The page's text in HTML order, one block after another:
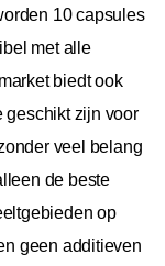
10 capsules
met alle
biedt ook
geschikt zijn voor
veel belang
de beste
op
geen additieven